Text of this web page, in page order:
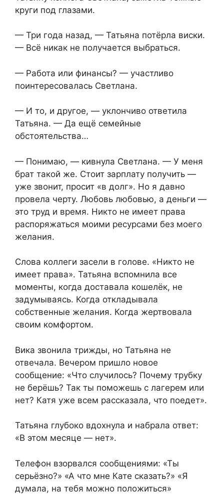
круги под глазами.
— Три года назад, — Татьяна потёрла виски.
— Всё никак не получается выбраться.
— Работа или финансы? — участливо
поинтересовалась Светлана.
— И то, и другое, — уклончиво ответила
Татьяна. — Да ещё семейные
обстоятельства…
— Понимаю, — кивнула Светлана. — У меня
брат такой же. Стоит зарплату получить —
уже звонит, просит «в долг». Но я давно
провела черту. Любовь любовью, а деньги —
это труд и время. Никто не имеет права
распоряжаться моими ресурсами без моего
желания.
Слова коллеги засели в голове. «Никто не
имеет права». Татьяна вспомнила все
моменты, когда доставала кошелёк, не
задумываясь. Когда откладывала
собственные желания. Когда жертвовала
своим комфортом.
Вика звонила трижды, но Татьяна не
отвечала. Вечером пришло новое
сообщение: «Что случилось? Почему трубку
не берёшь? Так ты поможешь с лагерем или
нет? Катя уже всем рассказала, что поедет».
Татьяна глубоко вдохнула и набрала ответ:
«В этом месяце — нет».
Телефон взорвался сообщениями: «Ты
серьёзно?» «А что мне Кате сказать?» «Я
думала, на тебя можно положиться»